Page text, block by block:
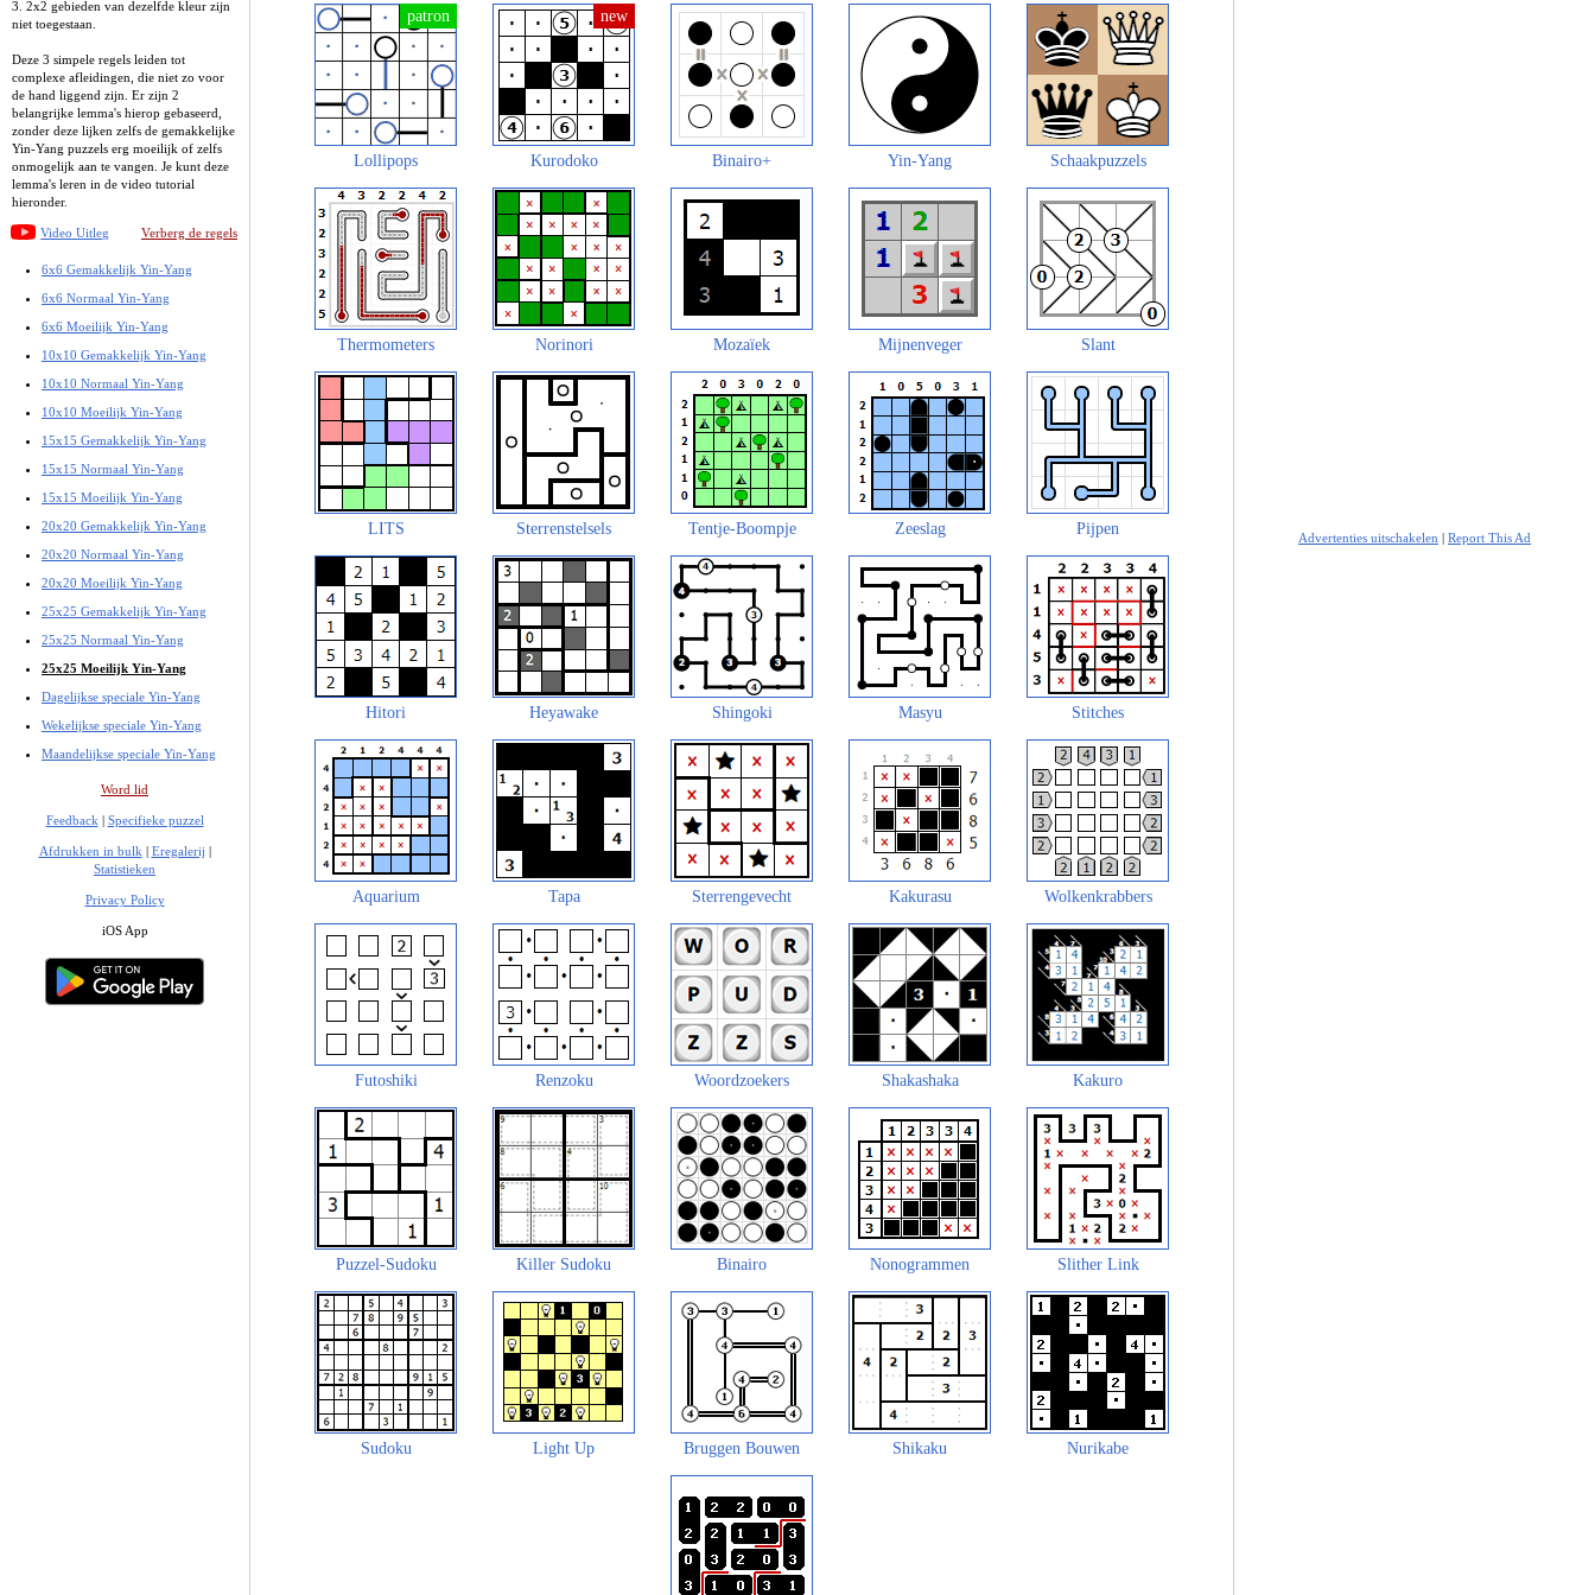
3. 2x2 gebieden van dezelfde kleur zijn
niet toegestaan.
Deze 3 simpele regels leiden tot
complexe afleidingen, die niet zo voor
de hand liggend zijn. Er zijn 2
belangrijke lemma's hierop gebaseerd,
zonder deze lijken zelfs de gemakkelijke
Yin-Yang puzzels erg moeilijk of zelfs
onmogelijk aan te vangen. Je kunt deze
lemma's leren in de video tutorial
hieronder.
Video Uitleg Verberg de regels
6x6 Gemakkelijk Yin-Yang
6x6 Normaal Yin-Yang
6x6 Moeilijk Yin-Yang
10x10 Gemakkelijk Yin-Yang
10x10 Normaal Yin-Yang
10x10 Moeilijk Yin-Yang
15x15 Gemakkelijk Yin-Yang
15x15 Normaal Yin-Yang
15x15 Moeilijk Yin-Yang
20x20 Gemakkelijk Yin-Yang
20x20 Normaal Yin-Yang
20x20 Moeilijk Yin-Yang
25x25 Gemakkelijk Yin-Yang
25x25 Normaal Yin-Yang
25x25 Moeilijk Yin-Yang
Dagelijkse speciale Yin-Yang
Wekelijkse speciale Yin-Yang
Maandelijkse speciale Yin-Yang
Word lid
Feedback | Specifieke puzzel
Afdrukken in bulk | Eregalerij |
Statistieken
Privacy Policy
iOS App
Lollipops Kurodoko Binairo+ Yin-Yang Schaakpuzzels
Thermometers Norinori Mozaïek Mijnenveger Slant
LITS Sterrenstelsels Tentje-Boompje Zeeslag Pijpen
Hitori Heyawake Shingoki Masyu Stitches
Aquarium Tapa Sterrengevecht Kakurasu Wolkenkrabbers
Futoshiki Renzoku Woordzoekers Shakashaka Kakuro
Puzzel-Sudoku Killer Sudoku Binairo Nonogrammen Slither Link
Sudoku Light Up Bruggen Bouwen Shikaku Nurikabe
Advertenties uitschakelen | Report This Ad